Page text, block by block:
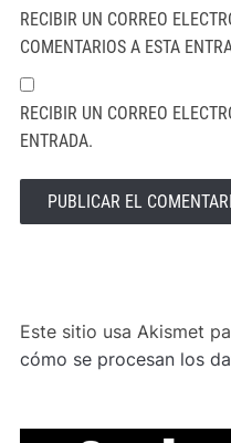
RECIBIR UN CORREO
COMENTARIOS A ESTA
RECIBIR UN CORREO
ENTRADA.
Este sitio usa Akismet
cómo se procesan los